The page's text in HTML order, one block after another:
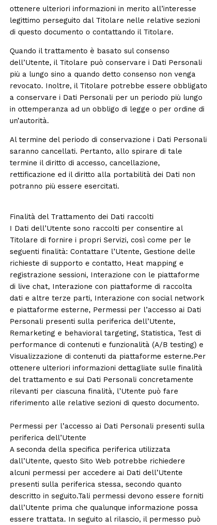
ottenere ulteriori informazioni in merito all’interesse
legittimo perseguito dal Titolare nelle relative sezioni
di questo documento o contattando il Titolare.
Quando il trattamento è basato sul consenso
dell’Utente, il Titolare può conservare i Dati Personali
più a lungo sino a quando detto consenso non venga
revocato. Inoltre, il Titolare potrebbe essere obbligato
a conservare i Dati Personali per un periodo più lungo
in ottemperanza ad un obbligo di legge o per ordine di
un’autorità.
Al termine del periodo di conservazione i Dati Personali
saranno cancellati. Pertanto, allo spirare di tale
termine il diritto di accesso, cancellazione,
rettificazione ed il diritto alla portabilità dei Dati non
potranno più essere esercitati.
Finalità del Trattamento dei Dati raccolti
I Dati dell’Utente sono raccolti per consentire al
Titolare di fornire i propri Servizi, così come per le
seguenti finalità: Contattare l’Utente, Gestione delle
richieste di supporto e contatto, Heat mapping e
registrazione sessioni, Interazione con le piattaforme
di live chat, Interazione con piattaforme di raccolta
dati e altre terze parti, Interazione con social network
e piattaforme esterne, Permessi per l’accesso ai Dati
Personali presenti sulla periferica dell’Utente,
Remarketing e behavioral targeting, Statistica, Test di
performance di contenuti e funzionalità (A/B testing) e
Visualizzazione di contenuti da piattaforme esterne.Per
ottenere ulteriori informazioni dettagliate sulle finalità
del trattamento e sui Dati Personali concretamente
rilevanti per ciascuna finalità, l’Utente può fare
riferimento alle relative sezioni di questo documento.
Permessi per l’accesso ai Dati Personali presenti sulla
periferica dell’Utente
A seconda della specifica periferica utilizzata
dall’Utente, questo Sito Web potrebbe richiedere
alcuni permessi per accedere ai Dati dell’Utente
presenti sulla periferica stessa, secondo quanto
descritto in seguito.Tali permessi devono essere forniti
dall’Utente prima che qualunque informazione possa
essere trattata. In seguito al rilascio, il permesso può